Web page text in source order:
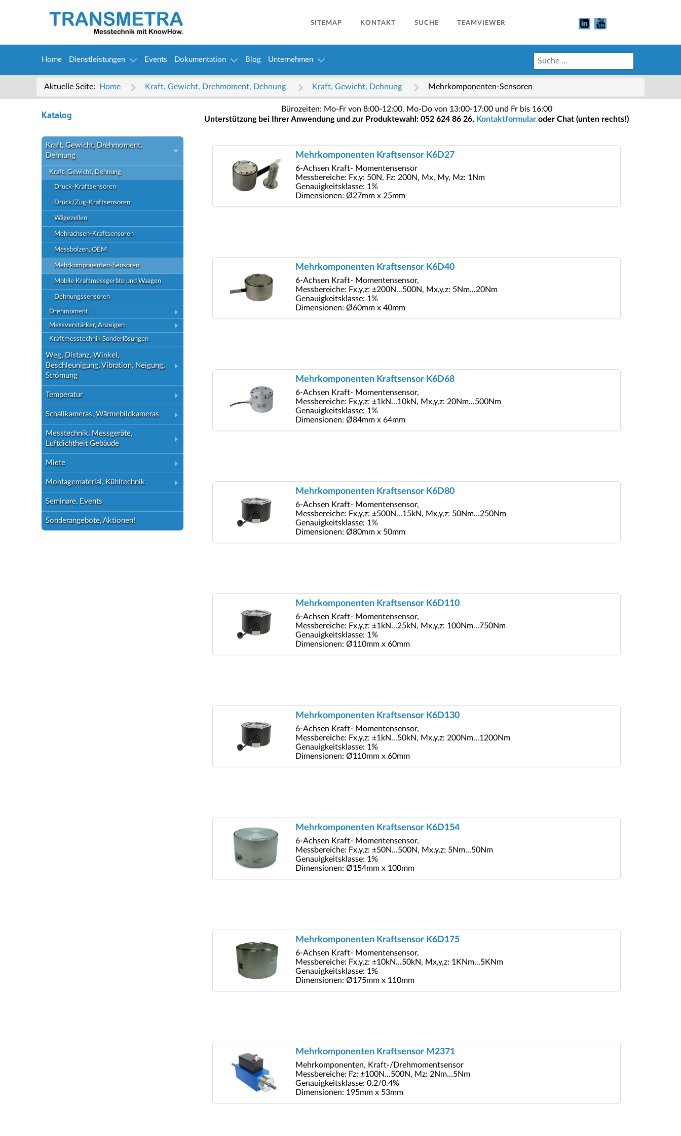
SITEMAP KONTAKT SUCHE TEAMVIEWER
Home Dienstleistungen Events Dokumentation Blog Unternehmen
Aktuelle Seite: Home Kraft, Gewicht, Drehmoment, Dehnung Kraft, Gewicht, Dehnung Mehrkomponenten-Sensoren
Katalog
Kraft, Gewicht, Drehmoment,
Dehnung
Kraft, Gewicht, Dehnung
Druck-Kraftsensoren
Druck/Zug-Kraftsensoren
Wägezellen
Mehrachsen-Kraftsensoren
Messbolzen, OEM
Mehrkomponenten-Sensoren
Mobile Kraftmessgeräte und Waagen
Dehnungssensoren
Drehmoment
Messverstärker, Anzeigen
Kraftmesstechnik Sonderlösungen
Weg, Distanz, Winkel,
Beschleunigung, Vibration, Neigung,
Strömung
Temperatur
Schallkameras, Wärmebildkameras
Messtechnik, Messgeräte,
Luftdichtheit Gebäude
Miete
Montagematerial, Kühltechnik
Seminare, Events
Sonderangebote, Aktionen!
Bürozeiten: Mo-Fr von 8:00-12:00, Mo-Do von 13:00-17:00 und Fr bis 16:00
Unterstützung bei Ihrer Anwendung und zur Produktewahl: 052 624 86 26, Kontaktformular oder Chat (unten rechts!)
Mehrkomponenten Kraftsensor K6D27
6-Achsen Kraft- Momentensensor
Messbereiche: Fx,y: 50N, Fz: 200N, Mx, My, Mz: 1Nm
Genauigkeitsklasse: 1%
Dimensionen: Ø27mm x 25mm
Mehrkomponenten Kraftsensor K6D40
6-Achsen Kraft- Momentensensor,
Messbereiche: Fx,y,z: ±200N...500N, Mx,y,z: 5Nm...20Nm
Genauigkeitsklasse: 1%
Dimensionen: Ø60mm x 40mm
Mehrkomponenten Kraftsensor K6D68
6-Achsen Kraft- Momentensensor,
Messbereiche: Fx,y,z: ±1kN...10kN, Mx,y,z: 20Nm...500Nm
Genauigkeitsklasse: 1%
Dimensionen: Ø84mm x 64mm
Mehrkomponenten Kraftsensor K6D80
6-Achsen Kraft- Momentensensor,
Messbereiche: Fx,y,z: ±500N...15kN, Mx,y,z: 50Nm...250Nm
Genauigkeitsklasse: 1%
Dimensionen: Ø80mm x 50mm
Mehrkomponenten Kraftsensor K6D110
6-Achsen Kraft- Momentensensor,
Messbereiche: Fx,y,z: ±1kN...25kN, Mx,y,z: 100Nm...750Nm
Genauigkeitsklasse: 1%
Dimensionen: Ø110mm x 60mm
Mehrkomponenten Kraftsensor K6D130
6-Achsen Kraft- Momentensensor,
Messbereiche: Fx,y,z: ±1kN...50kN, Mx,y,z: 200Nm...1200Nm
Genauigkeitsklasse: 1%
Dimensionen: Ø110mm x 60mm
Mehrkomponenten Kraftsensor K6D154
6-Achsen Kraft- Momentensensor,
Messbereiche: Fx,y,z: ±50N...500N, Mx,y,z: 5Nm...50Nm
Genauigkeitsklasse: 1%
Dimensionen: Ø154mm x 100mm
Mehrkomponenten Kraftsensor K6D175
6-Achsen Kraft- Momentensensor,
Messbereiche: Fx,y,z: ±10kN...50kN, Mx,y,z: 1KNm...5KNm
Genauigkeitsklasse: 1%
Dimensionen: Ø175mm x 110mm
Mehrkomponenten Kraftsensor M2371
Mehrkomponenten, Kraft-/Drehmomentsensor
Messbereiche: Fz: ±100N...500N, Mz: 2Nm...5Nm
Genauigkeitsklasse: 0.2/0.4%
Dimensionen: 195mm x 53mm